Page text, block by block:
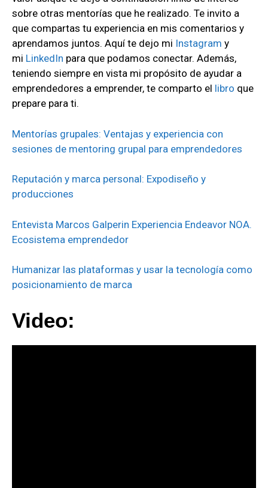
sobre otras mentorías que he realizado. Te invito a
que compartas tu experiencia en mis comentarios y
aprendamos juntos. Aquí te dejo mi Instagram y
mi LinkedIn para que podamos conectar. Además,
teniendo siempre en vista mi propósito de ayudar a
emprendedores a emprender, te comparto el libro que
prepare para ti.
Mentorías grupales: Ventajas y experiencia con
sesiones de mentoring grupal para emprendedores
Reputación y marca personal: Expodiseño y
producciones
Entevista Marcos Galperin Experiencia Endeavor NOA.
Ecosistema emprendedor
Humanizar las plataformas y usar la tecnología como
posicionamiento de marca
Video: